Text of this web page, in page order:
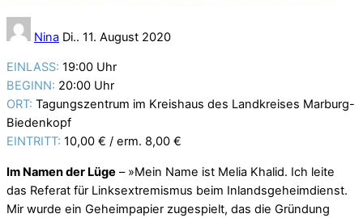
Nina Di.. 11. August 2020
EINLASS: 19:00 Uhr
BEGINN: 20:00 Uhr
ORT: Tagungszentrum im Kreishaus des Landkreises Marburg-
Biedenkopf
EINTRITT: 10,00 € / erm. 8,00 €
Im Namen der Lüge – »Mein Name ist Melia Khalid. Ich leite
das Referat für Linksextremismus beim Inlandsgeheimdienst.
Mir wurde ein Geheimpapier zugespielt, das die Gründung